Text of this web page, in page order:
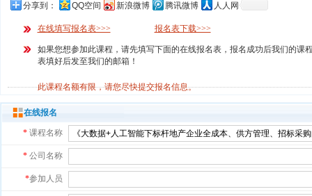
分享到： QQ空间 新浪微博 腾讯微博 人人网
在线填写报名表>>> 报名表下载>>>
如果您想参加此课程，请先填写下面的在线报名表，报名成功后我们的课
表填好后发至我们的邮箱！
此课程名额有限，请您尽快提交报名信息。
在线报名
* 课程名称
* 公司名称
*参加人员